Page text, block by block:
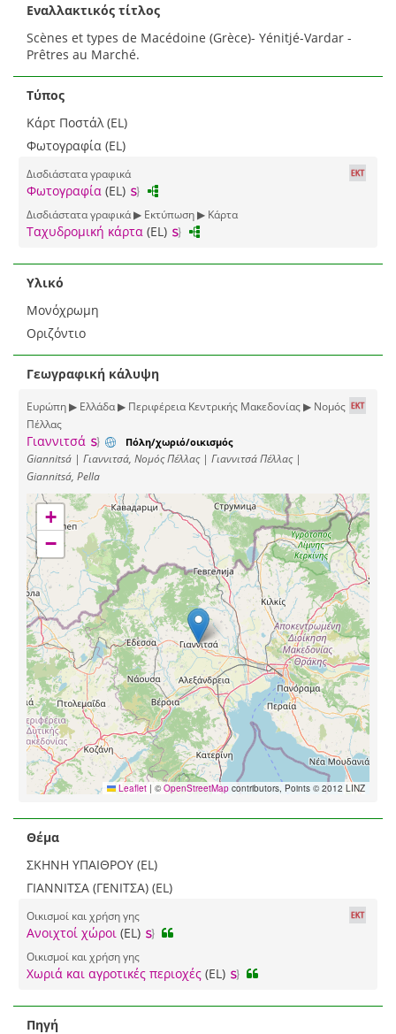
Εναλλακτικός τίτλος
Scènes et types de Macédoine (Grèce)- Yénitjé-Vardar -
Prêtres au Marché.
Τύπος
Κάρτ Ποστάλ (EL)
Φωτογραφία (EL)
Δισδιάστατα γραφικά
Φωτογραφία (EL)
Δισδιάστατα γραφικά ▶ Εκτύπωση ▶ Κάρτα
Ταχυδρομική κάρτα (EL)
Υλικό
Μονόχρωμη
Οριζόντιο
Γεωγραφική κάλυψη
Ευρώπη ▶ Ελλάδα ▶ Περιφέρεια Κεντρικής Μακεδονίας ▶ Νομός
Πέλλας
Γιαννιτσά Πόλη/χωριό/οικισμός
Giannitsá | Γιαννιτσά, Νομός Πέλλας | Γιαννιτσά Πέλλας |
Giannitsá, Pella
+
−
Leaflet | ©OpenStreetMap contributors, Points © 2012 LINZ
Θέμα
ΣΚΗΝΗ ΥΠΑΙΘΡΟΥ (EL)
ΓΙΑΝΝΙΤΣΑ (ΓΕΝΙΤΣΑ) (EL)
Οικισμοί και χρήση γης
Ανοιχτοί χώροι (EL)
Οικισμοί και χρήση γης
Χωριά και αγροτικές περιοχές (EL)
Πηγή